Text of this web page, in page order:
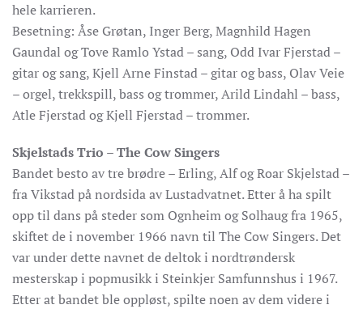
hele karrieren.
Besetning: Åse Grøtan, Inger Berg, Magnhild Hagen
Gaundal og Tove Ramlo Ystad – sang, Odd Ivar Fjerstad –
gitar og sang, Kjell Arne Finstad – gitar og bass, Olav Veie
– orgel, trekkspill, bass og trommer, Arild Lindahl – bass,
Atle Fjerstad og Kjell Fjerstad – trommer.
Skjelstads Trio – The Cow Singers
Bandet besto av tre brødre – Erling, Alf og Roar Skjelstad –
fra Vikstad på nordsida av Lustadvatnet. Etter å ha spilt
opp til dans på steder som Ognheim og Solhaug fra 1965,
skiftet de i november 1966 navn til The Cow Singers. Det
var under dette navnet de deltok i nordtrøndersk
mesterskap i popmusikk i Steinkjer Samfunnshus i 1967.
Etter at bandet ble oppløst, spilte noen av dem videre i